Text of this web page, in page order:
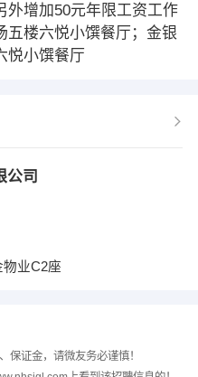
外增加50元年限工资工作
五楼六悦小馔餐厅；金银
悦小馔餐厅
公司
业C2座
保证金，请微友务必谨慎！